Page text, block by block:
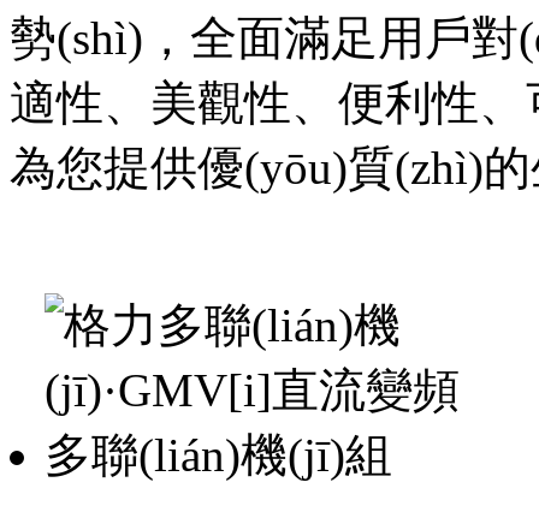
勢(shì)，全面滿足用戶對
適性、美觀性、便利性
為您提供優(yōu)質(zhì)